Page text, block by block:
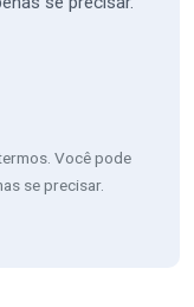
Você pode
se precisar.